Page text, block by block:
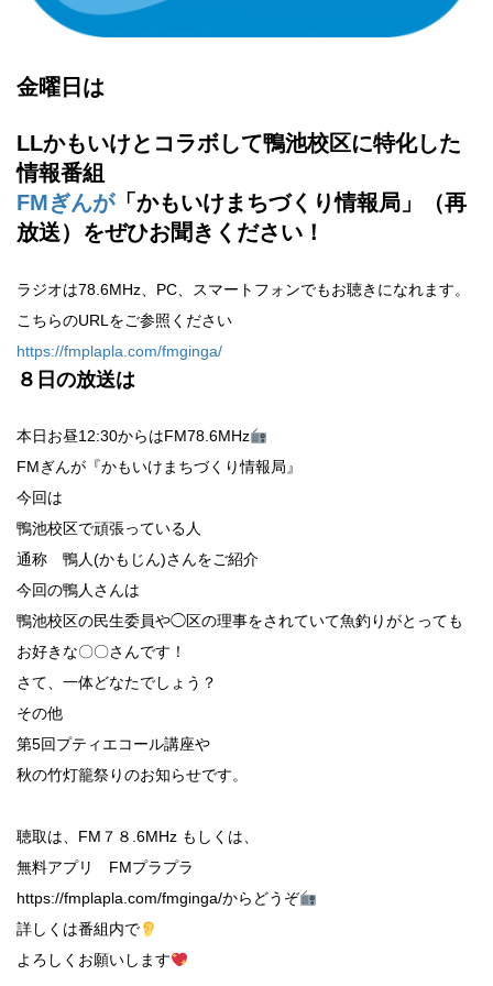
金曜日は
LLかもいけとコラボして鴨池校区に特化した
情報番組
FMぎんが「かもいけまちづくり情報局」（再
放送）をぜひお聞きください！
ラジオは78.6MHz、PC、スマートフォンでもお聴きになれます。
こちらのURLをご参照ください
https://fmplapla.com/fmginga/
８ 日の放送は
本日お昼12:30からはFM78.6MHz
FMぎんが『かもいけまちづくり情報局』
今回は
鴨池校区で頑張っている人
通称 鴨人(かもじん)さんをご紹介
今回の鴨人さんは
鴨池校区の民生委員や◯区の理事をされていて魚釣りがとっても
お好きな〇〇さんです！
さて、一体どなたでしょう？
その他
第5回プティエコール講座や
秋の竹灯籠祭りのお知らせです。
聴取は、FM７８.6MHz もしくは、
無料アプリ FMプラプラ
https://fmplapla.com/fmginga/からどうぞ
詳しくは番組内で
よろしくお願いします